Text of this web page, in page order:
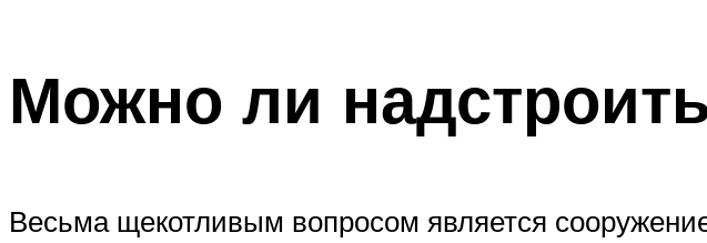
Можно ли
Весьма щекотливым вопросом является